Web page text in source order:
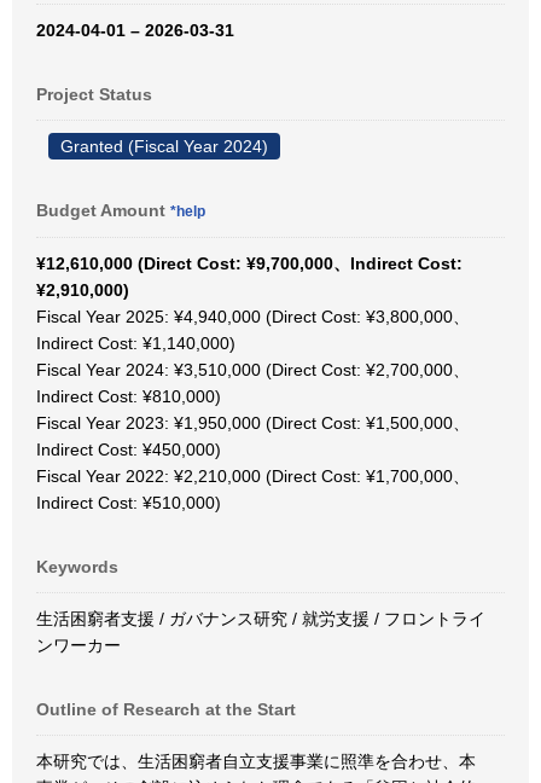
2024-04-01 – 2026-03-31
Project Status
Granted (Fiscal Year 2024)
Budget Amount *help
¥12,610,000 (Direct Cost: ¥9,700,000、Indirect Cost:
¥2,910,000)
Fiscal Year 2025: ¥4,940,000 (Direct Cost: ¥3,800,000、
Indirect Cost: ¥1,140,000)
Fiscal Year 2024: ¥3,510,000 (Direct Cost: ¥2,700,000、
Indirect Cost: ¥810,000)
Fiscal Year 2023: ¥1,950,000 (Direct Cost: ¥1,500,000、
Indirect Cost: ¥450,000)
Fiscal Year 2022: ¥2,210,000 (Direct Cost: ¥1,700,000、
Indirect Cost: ¥510,000)
Keywords
生活困窮者支援 / ガバナンス研究 / 就労支援 / フロントライ
ンワーカー
Outline of Research at the Start
本研究では、生活困窮者自立支援事業に照準を合わせ、本